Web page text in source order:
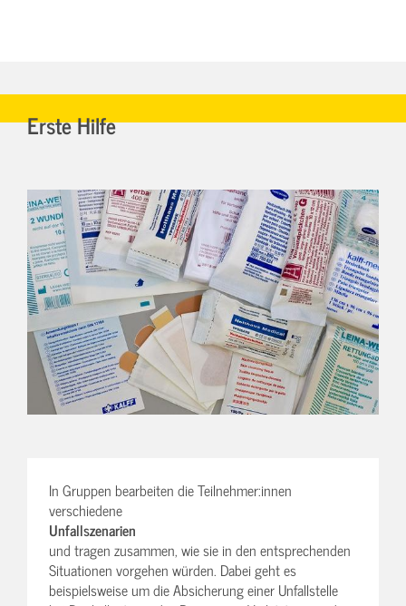
Erste Hilfe
In Gruppen bearbeiten die Teilnehmer:innen
verschiedene
Unfallszenarien
und tragen zusammen, wie sie in den entsprechenden
Situationen vorgehen würden. Dabei geht es
beispielsweise um die Absicherung einer Unfallstelle